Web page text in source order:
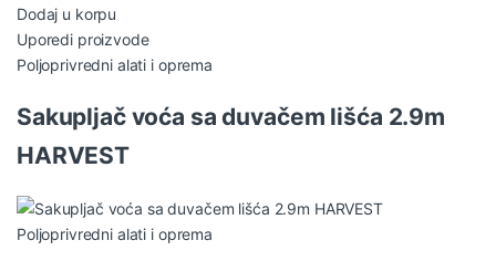
Dodaj u korpu
Uporedi proizvode
Poljoprivredni alati i oprema
Sakupljač voća sa duvačem lišća 2.9m
HARVEST
Poljoprivredni alati i oprema